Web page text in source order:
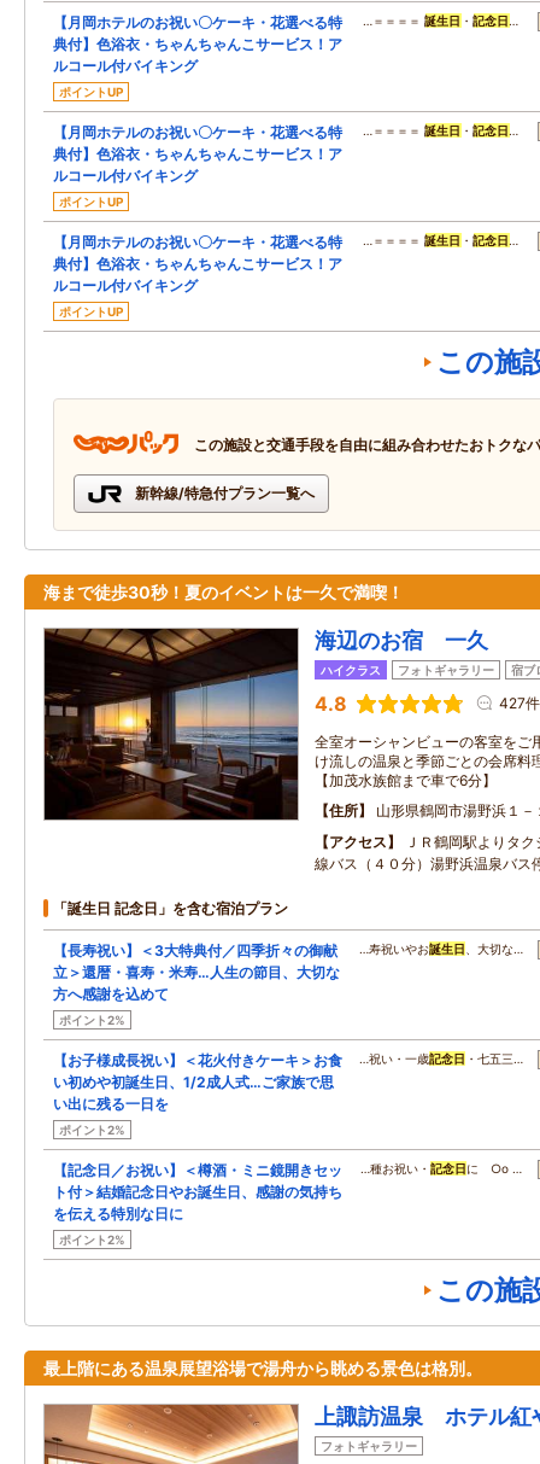
【月岡ホテルのお祝い〇ケーキ・花選べる特
典付】色浴衣・ちゃんちゃんこサービス！ア
ルコール付バイキング
ポイントUP
…＝＝＝＝誕生日 ・記念日 …
【月岡ホテルのお祝い〇ケーキ・花選べる特
典付】色浴衣・ちゃんちゃんこサービス！ア
ルコール付バイキング
ポイントUP
…＝＝＝＝誕生日 ・記念日 …
【月岡ホテルのお祝い〇ケーキ・花選べる特
典付】色浴衣・ちゃんちゃんこサービス！ア
ルコール付バイキング
ポイントUP
…＝＝＝＝誕生日 ・記念日 …
この施
この施設と交通手段を自由に組み合わせたおトクな
新幹線/特急付プラン一覧へ
海まで徒歩30秒！夏のイベントは一久で満喫！
海辺のお宿 一久
ハイクラス フォトギャラリー 宿ブ
4.8 427件
全室オーシャンビューの客室をご
け流しの温泉と季節ごとの会席料
【加茂水族館まで車で6分】
住所
山形県鶴岡市湯野浜１－
アクセス
ＪＲ鶴岡駅よりタ
線バス（４０分）湯野浜温泉バス
「誕生日 記念日」を含む宿泊プラン
【長寿祝い】＜3大特典付／四季折々の御献
立＞還暦・喜寿・米寿…人生の節目、大切な
方へ感謝を込めて
ポイント2%
…寿祝いやお誕生日 、大切な…
【お子様成長祝い】＜花火付きケーキ＞お食
い初めや初誕生日、1/2成人式…ご家族で思
い出に残る一日を
ポイント2%
…祝い・一歳記念日 ・七五三…
【記念日／お祝い】＜樽酒・ミニ鏡開きセッ
ト付＞結婚記念日やお誕生日、感謝の気持ち
を伝える特別な日に
ポイント2%
…種お祝い・ 記念日 に ○o …
この施
最上階にある温泉展望浴場で湯舟から眺める景色は格別。
上諏訪温泉 ホテル紅
フォトギャラリー